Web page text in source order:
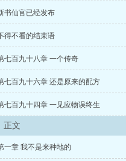
书仙官已经发布
得不看的结束语
七百九十八章 一个传奇
七百九十六章 还是原来的配方
七百九十四章 一见应物误终生
正文
一章 我不是来种地的